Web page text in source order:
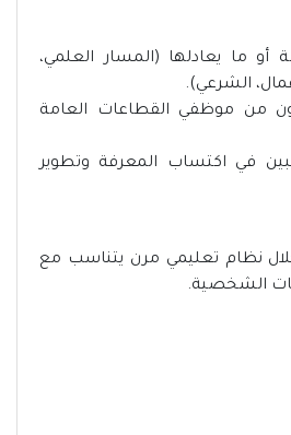
أو ما يعادلها (المسار العلمي،
الشرعي).
من موظفي القطاعات العامة
في اكتساب المعرفة وتطوير
نظام تعليمي مرن يتناسب مع
الشخصية.